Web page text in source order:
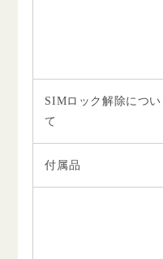
SIMロック解除につい
て
付属品